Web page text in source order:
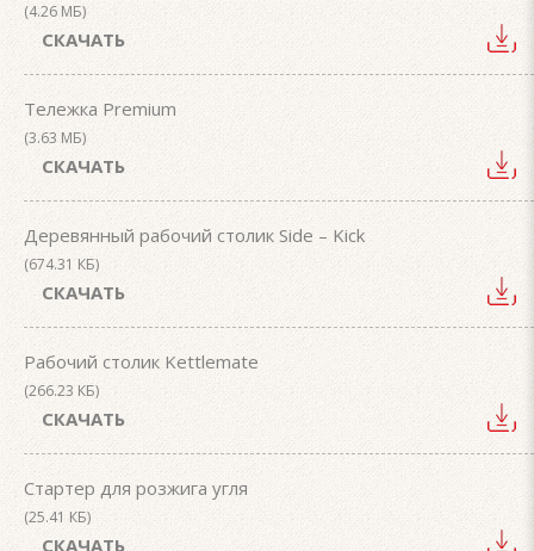
(4.26 МБ)
СКАЧАТЬ
Тележка Premium
(3.63 МБ)
СКАЧАТЬ
Деревянный рабочий столик Side – Kick
(674.31 КБ)
СКАЧАТЬ
Рабочий столик Kettlemate
(266.23 КБ)
СКАЧАТЬ
Стартер для розжига угля
(25.41 КБ)
СКАЧАТЬ